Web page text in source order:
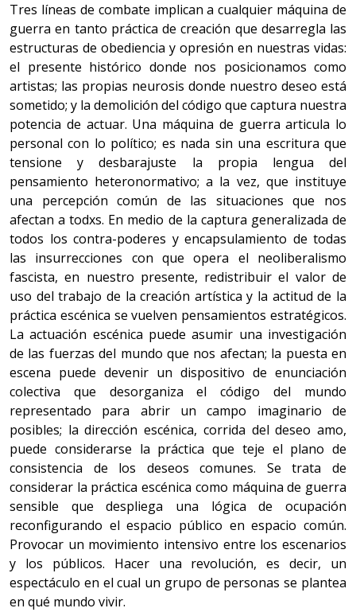
Tres líneas de combate implican a cualquier máquina de
guerra en tanto práctica de creación que desarregla las
estructuras de obediencia y opresión en nuestras vidas:
el presente histórico donde nos posicionamos como
artistas; las propias neurosis donde nuestro deseo está
sometido; y la demolición del código que captura nuestra
potencia de actuar. Una máquina de guerra articula lo
personal con lo político; es nada sin una escritura que
tensione y desbarajuste la propia lengua del
pensamiento heteronormativo; a la vez, que instituye
una percepción común de las situaciones que nos
afectan a todxs. En medio de la captura generalizada de
todos los contra-poderes y encapsulamiento de todas
las insurrecciones con que opera el neoliberalismo
fascista, en nuestro presente, redistribuir el valor de
uso del trabajo de la creación artística y la actitud de la
práctica escénica se vuelven pensamientos estratégicos.
La actuación escénica puede asumir una investigación
de las fuerzas del mundo que nos afectan; la puesta en
escena puede devenir un dispositivo de enunciación
colectiva que desorganiza el código del mundo
representado para abrir un campo imaginario de
posibles; la dirección escénica, corrida del deseo amo,
puede considerarse la práctica que teje el plano de
consistencia de los deseos comunes. Se trata de
considerar la práctica escénica como máquina de guerra
sensible que despliega una lógica de ocupación
reconfigurando el espacio público en espacio común.
Provocar un movimiento intensivo entre los escenarios
y los públicos. Hacer una revolución, es decir, un
espectáculo en el cual un grupo de personas se plantea
en qué mundo vivir.